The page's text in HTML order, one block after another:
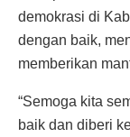
demokrasi di
dengan baik,
memberikan
“Semoga kita
baik dan diberi